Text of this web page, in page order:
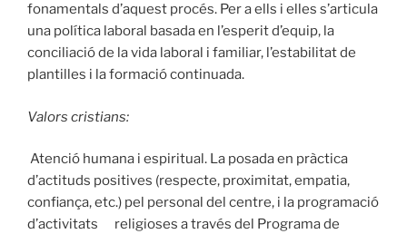
fonamentals d’aquest procés. Per a ells i elles s’articula
una política laboral basada en l’esperit d’equip, la
conciliació de la vida laboral i familiar, l’estabilitat de
plantilles i la formació continuada.
Valors cristians:
Atenció humana i espiritual. La posada en pràctica
d’actituds positives (respecte, proximitat, empatia,
confiança, etc.) pel personal del centre, i la programació
d’activitats religioses a través del Programa de